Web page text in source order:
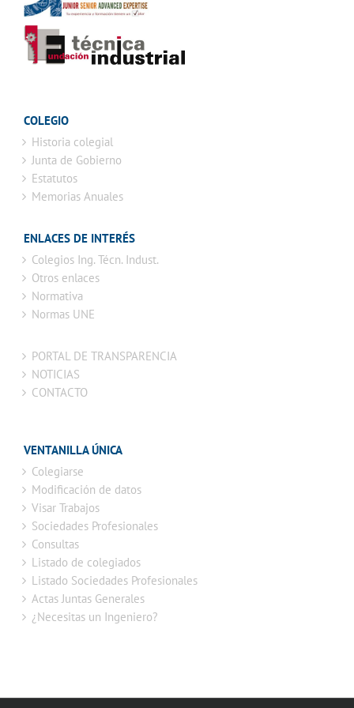
COLEGIO
Historia colegial
Junta de Gobierno
Estatutos
Memorias Anuales
ENLACES DE INTERÉS
Colegios Ing. Técn. Indust.
Otros enlaces
Normativa
Normas UNE
PORTAL DE TRANSPARENCIA
NOTICIAS
CONTACTO
VENTANILLA ÚNICA
Colegiarse
Modificación de datos
Visar Trabajos
Sociedades Profesionales
Consultas
Listado de colegiados
Listado Sociedades Profesionales
Actas Juntas Generales
¿Necesitas un Ingeniero?